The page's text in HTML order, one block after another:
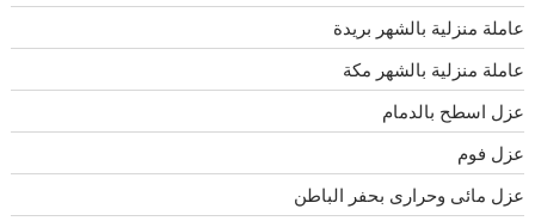
عاملة منزلية بالشهر بريدة
عاملة منزلية بالشهر مكة
عزل اسطح بالدمام
عزل فوم
عزل مائى وحرارى بحفر الباطن